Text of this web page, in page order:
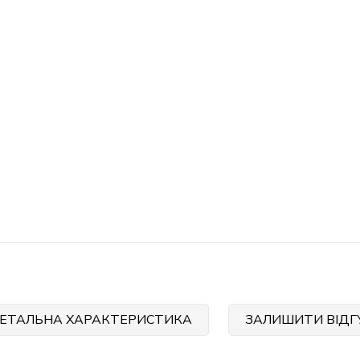
ХАРАКТЕРИСТИКА ЗАЛИШИТИ